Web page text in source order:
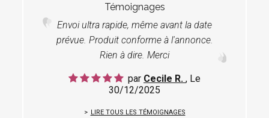
Témoignages
Envoi ultra rapide, même avant la date
prévue. Produit conforme à l'annonce.
Rien à dire. Merci
par Cecile R. , Le
30/12/2025
LIRE TOUS LES TÉMOIGNAGES